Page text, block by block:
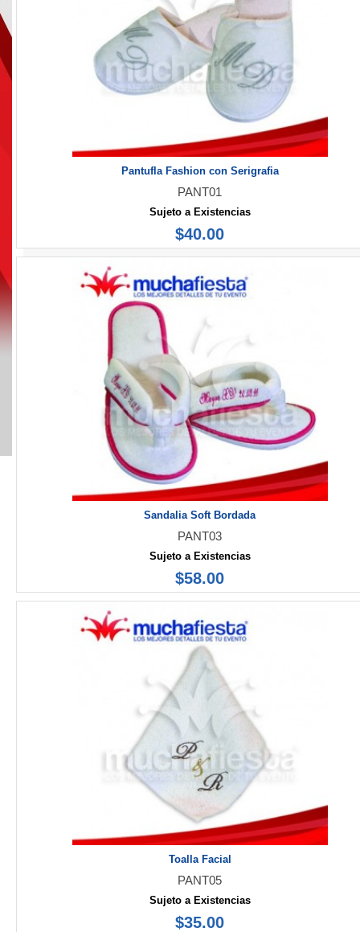
Pantufla Fashion con Serigrafia
PANT01
Sujeto a Existencias
$40.00
Sandalia Soft Bordada
PANT03
Sujeto a Existencias
$58.00
Toalla Facial
PANT05
Sujeto a Existencias
$35.00